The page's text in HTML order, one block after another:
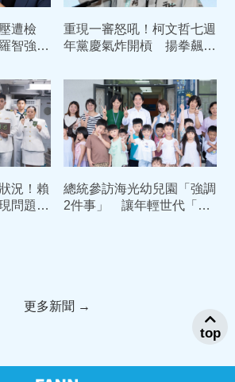
遭檢
智強聲
重現一審怒吼！柯文哲七週
年黨慶氣炸開槓 揚拳飆嗆
況！賴
問題立
總統參訪海光幼兒園「強調
2件事」 讓年輕世代「敢
更多新聞 →
top